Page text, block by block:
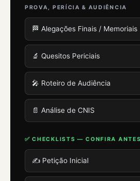
PROVA, PERÍCIA & AUDIÊNCIA
🏁 Alegações Finais / Memoriais
🔬 Quesitos Periciais
🎤 Roteiro de Audiência
📄 Análise de CNIS
✅ CHECKLISTS — CONFIRA
✍️ Petição Inicial